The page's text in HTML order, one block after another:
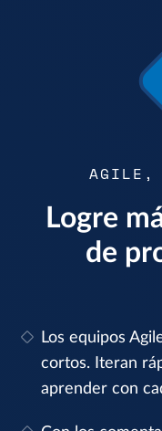
AGILE,
Logre
de
Los equipos
cortos. Iteran
aprender con